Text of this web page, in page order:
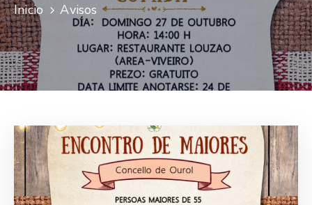
Nuestra
Historia
Turismo
Contacto
Inicio Avisos